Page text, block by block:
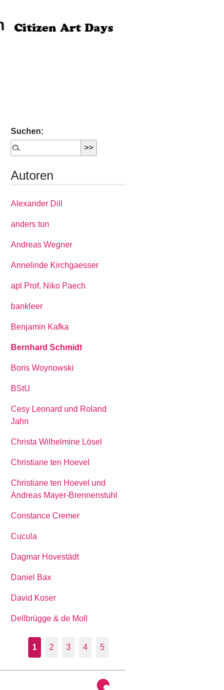
Suchen:
Autoren
Alexander Dill
anders tun
Andreas Wegner
Annelinde Kirchgaesser
apl Prof. Niko Paech
bankleer
Benjamin Kafka
Bernhard Schmidt
Boris Woynowski
BStU
Cesy Leonard und Roland
Jahn
Christa Wilhelmine Lösel
Christiane ten Hoevel
Christiane ten Hoevel und
Andreas Mayer-Brennenstuhl
Constance Cremer
Cucula
Dagmar Hovestädt
Daniel Bax
David Koser
Dellbrügge & de Moll
1 2 3 4 5